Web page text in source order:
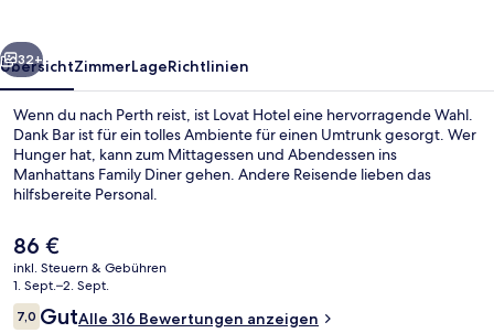
Weiter
32+
ÜbersichtZimmerLageRichtlinien
Wenn du nach Perth reist, ist Lovat Hotel eine hervorragende Wahl.
Dank Bar ist für ein tolles Ambiente für einen Umtrunk gesorgt. Wer
Hunger hat, kann zum Mittagessen und Abendessen ins
Manhattans Family Diner gehen. Andere Reisende lieben das
hilfsbereite Personal.
Der
aktuelle
Preis
beträgt
86 €.
86 €
inkl. Steuern & Gebühren
1. Sept.–2. Sept.
Bewertungen
7,07,0 von 10.
GutAlle 316 Bewertungen anzeigen